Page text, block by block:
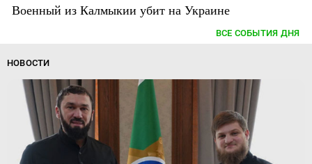
Военный из Калмыкии убит на Украине
ВСЕ СОБЫТИЯ ДНЯ
НОВОСТИ